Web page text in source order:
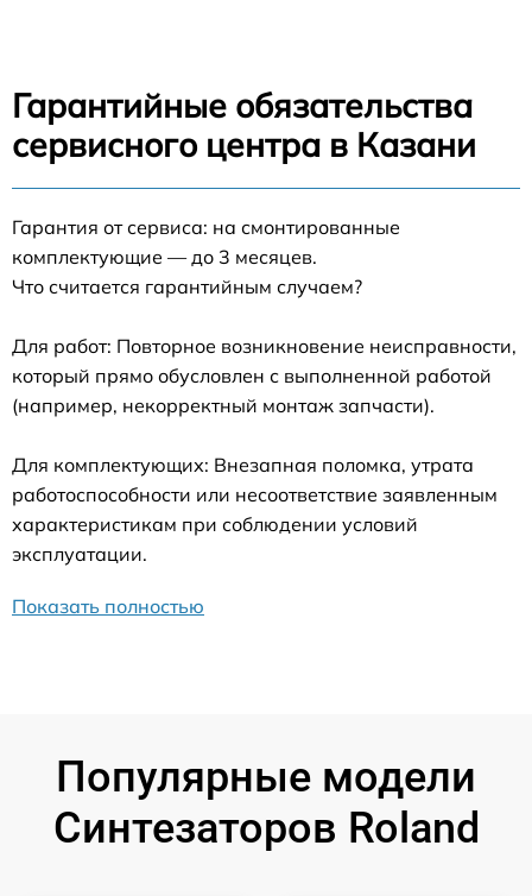
Гарантийные обязательства
сервисного центра в Казани
Гарантия от сервиса: на смонтированные
комплектующие — до 3 месяцев.
Что считается гарантийным случаем?
Для работ: Повторное возникновение неисправности,
который прямо обусловлен с выполненной работой
(например, некорректный монтаж запчасти).
Для комплектующих: Внезапная поломка, утрата
работоспособности или несоответствие заявленным
характеристикам при соблюдении условий
эксплуатации.
Показать полностью
Популярные модели
Синтезаторов Roland